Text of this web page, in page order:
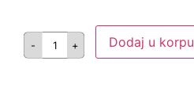
Dodaj u korpu